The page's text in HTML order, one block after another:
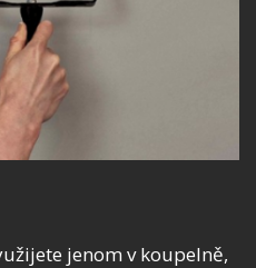
jenom v koupelně,